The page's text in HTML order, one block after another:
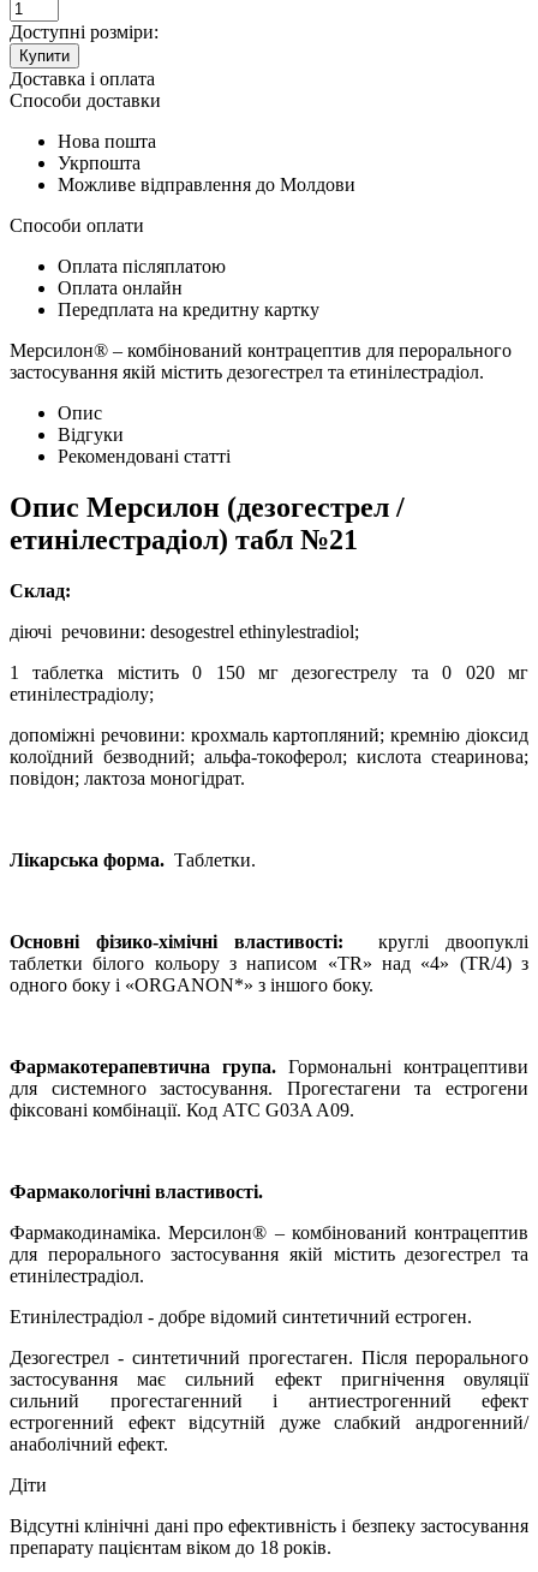
Доступні розміри:
Купити
Доставка і оплата
Способи доставки
Нова пошта
Укрпошта
Можливе відправлення до Молдови
Способи оплати
Оплата післяплатою
Оплата онлайн
Передплата на кредитну картку
Мерсилон® – комбінований контрацептив для перорального
застосування якій містить дезогестрел та етинілестрадіол.
Опис
Відгуки
Рекомендовані статті
Опис Мерсилон (дезогестрел /
етинілестрадіол) табл №21
Склад:
діючі речовини: desogestrel ethinylestradiol;
1 таблетка містить 0 150 мг дезогестрелу та 0 020 мг
етинілестрадіолу;
допоміжні речовини: крохмаль картопляний; кремнію діоксид
колоїдний безводний; альфа-токоферол; кислота стеаринова;
повідон; лактоза моногідрат.
Лікарська форма. Таблетки.
Основні фізико-хімічні властивості:
круглі двоопуклі
таблетки білого кольору з написом «TR» над «4» (TR/4) з
одного боку і «ORGANON*» з іншого боку.
Фармакотерапевтична група. Гормональні контрацептиви
для системного застосування. Прогестагени та естрогени
фіксовані комбінації. Код АТС G03A A09.
Фармакологічні властивості.
Фармакодинаміка. Мерсилон® – комбінований контрацептив
для перорального застосування якій містить дезогестрел та
етинілестрадіол.
Етинілестрадіол - добре відомий синтетичний естроген.
Дезогестрел - синтетичний прогестаген. Після перорального
застосування має сильний ефект пригнічення овуляції
сильний прогестагенний і антиестрогенний ефект
естрогенний ефект відсутній дуже слабкий андрогенний/
анаболічний ефект.
Діти
Відсутні клінічні дані про ефективність і безпеку застосування
препарату пацієнтам віком до 18 років.